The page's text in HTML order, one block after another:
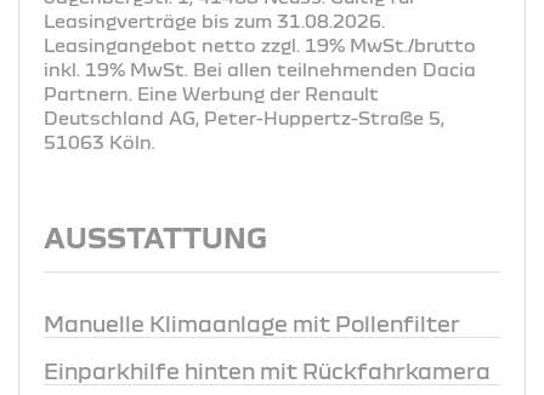
Leasingverträge bis zum 31.08.2026.
Leasingangebot netto zzgl. 19% MwSt./brutto
inkl. 19% MwSt. Bei allen teilnehmenden Dacia
Partnern. Eine Werbung der Renault
Deutschland AG, Peter-Huppertz-Straße 5,
51063 Köln.
AUSSTATTUNG
Manuelle Klimaanlage mit Pollenfilter
Einparkhilfe hinten mit Rückfahrkamera